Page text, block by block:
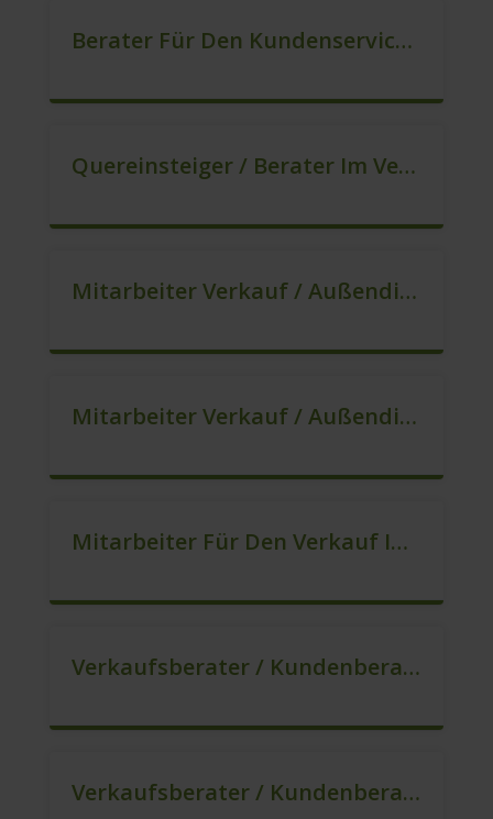
Berater Für Den Kundenservice (m/w/d)
Quereinsteiger / Berater Im Vertrieb – Ab Sofort (m/w/d)
Mitarbeiter Verkauf / Außendienst (m/w/d)
Mitarbeiter Verkauf / Außendienst (m/w/d)
Mitarbeiter Für Den Verkauf In VZ/TZ (m/w/d)
Verkaufsberater / Kundenberater, Auch Ohne Ausbildung Möglich (m/w/d)
Verkaufsberater / Kundenberater In VZ/TZ (m/w/d)